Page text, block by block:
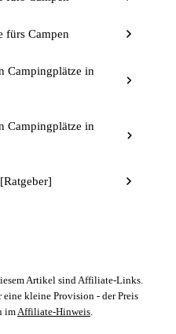
fürs Campen
Campingplätze in
Campingplätze in
Artikel sind Affiliate-Links.
kleine Provision - der Preis
im Affiliate-Hinweis